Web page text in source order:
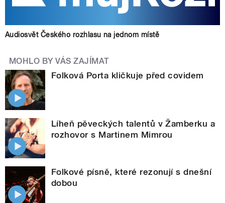
Audiosvět Českého rozhlasu na jednom místě
MOHLO BY VÁS ZAJÍMAT
Folková Porta kličkuje před covidem
Líheň pěveckých talentů v Žamberku a
rozhovor s Martinem Mimrou
Folkové písně, které rezonují s dnešní
dobou